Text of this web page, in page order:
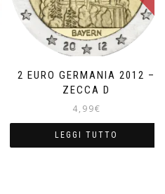
2 EURO GERMANIA 2012 –
ZECCA D
4,99€
LEGGI TUTTO